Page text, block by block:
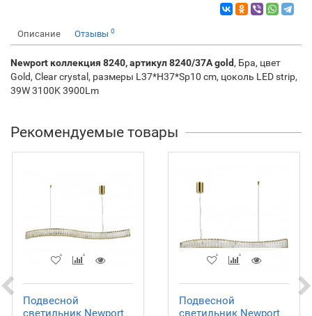
Описание Отзывы 0
Newport коллекция 8240, артикул 8240/37A gold, Бра, цвет
Gold, Clear crystal, размеры L37*H37*Sp10 cm, цоколь LED strip,
39W 3100K 3900Lm
Рекомендуемые товары
Подвесной
светильник Newport
Подвесной
светильник Newport